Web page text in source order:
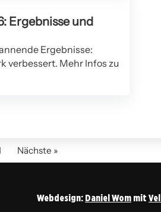
Ergebnisse und
Ergebnisse:
verbessert. Mehr Infos zu
Nächste »
Webdesign: Daniel Wom mit